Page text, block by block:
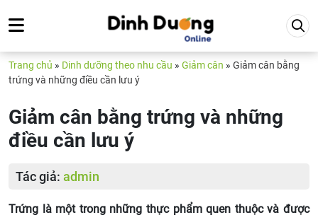
Trang chủ » Dinh dưỡng theo nhu cầu » Giảm cân » Giảm cân bằng
trứng và những điều cần lưu ý
Giảm cân bằng trứng và những
điều cần lưu ý
Tác giả: admin
Trứng là một trong những thực phẩm quen thuộc và được